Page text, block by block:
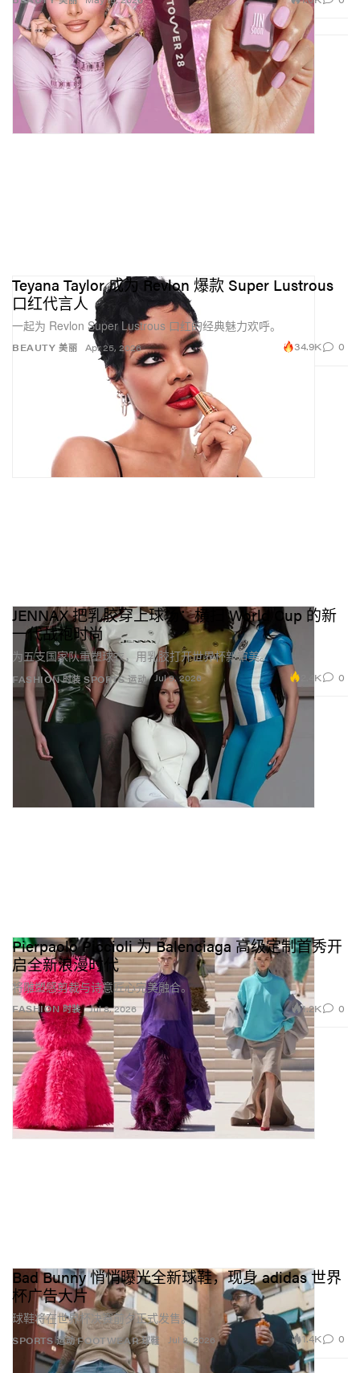
要。我们不会为了变化而变化，每一个调整都是经过深
思熟虑的决定，同时也在不断吸收各方反馈。我们的目
标，是在坚守大家一直以来热爱 Milk Makeup 的那些特
质之上，以更适合当下的方式持续进化。
BEAUTY 美丽
Teyana Taylor 成为 Revlon 爆款 Super Lustrous
口红代言人
一起为 Revlon Super Lustrous 口红的经典魅力欢呼。
Apr 25, 2026 34.9K 0
FASHION 时装 SPORTS 运动
JENNAX 把乳胶穿上球场：横扫 World Cup 的新
一代战袍时尚
为五支国家队重塑球衣，用乳胶打开世界杯新审美。
Jul 9, 2026 2.4K 0
FASHION 时装
Pierpaolo Piccioli 为 Balenciaga 高级定制首秀开
启全新浪漫时代
将雕塑感剪裁与诗意匠心完美融合。
Jul 8, 2026 1.2K 0
SPORTS 运动 FOOTWEAR 球鞋
Bad Bunny 悄悄曝光全新球鞋，现身 adidas 世界
杯广告大片
球鞋将在世界杯决赛前夕正式发售。
Jul 8, 2026 1.4K 0